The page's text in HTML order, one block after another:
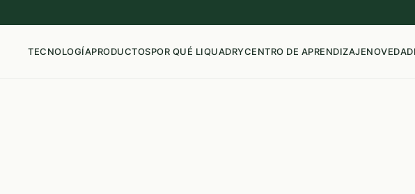
TECNOLOGÍAPRODUCTOSPOR QUÉ LIQUADRYCENTRO DE APRENDIZAJE